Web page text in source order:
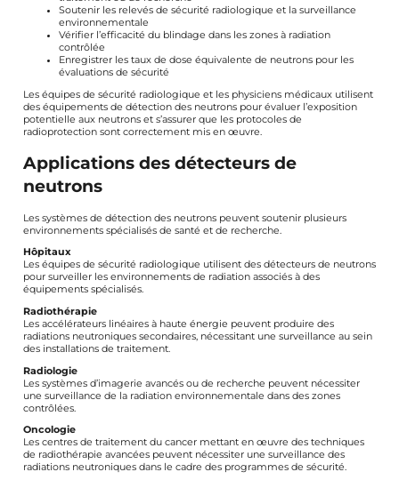
Soutenir les relevés de sécurité radiologique et la surveillance
environnementale
Vérifier l’efficacité du blindage dans les zones à radiation
contrôlée
Enregistrer les taux de dose équivalente de neutrons pour les
évaluations de sécurité
Les équipes de sécurité radiologique et les physiciens médicaux utilisent
des équipements de détection des neutrons pour évaluer l’exposition
potentielle aux neutrons et s’assurer que les protocoles de
radioprotection sont correctement mis en œuvre.
Applications des détecteurs de
neutrons
Les systèmes de détection des neutrons peuvent soutenir plusieurs
environnements spécialisés de santé et de recherche.
Hôpitaux
Les équipes de sécurité radiologique utilisent des détecteurs de neutrons
pour surveiller les environnements de radiation associés à des
équipements spécialisés.
Radiothérapie
Les accélérateurs linéaires à haute énergie peuvent produire des
radiations neutroniques secondaires, nécessitant une surveillance au sein
des installations de traitement.
Radiologie
Les systèmes d’imagerie avancés ou de recherche peuvent nécessiter
une surveillance de la radiation environnementale dans des zones
contrôlées.
Oncologie
Les centres de traitement du cancer mettant en œuvre des techniques
de radiothérapie avancées peuvent nécessiter une surveillance des
radiations neutroniques dans le cadre des programmes de sécurité.